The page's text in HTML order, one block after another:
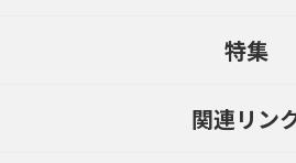
特集
関連リン